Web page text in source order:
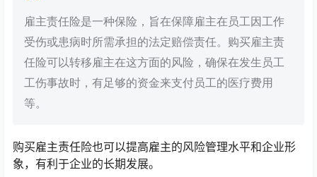
雇主责任险是一种保险，旨在保障雇主在员工因工作
受伤或患病时所需承担的法定赔偿责任。购买雇主责
任险可以转移雇主在这方面的风险，确保在发生员工
工伤事故时，有足够的资金来支付员工的医疗费用
等。
购买雇主责任险也可以提高雇主的风险管理水平和企业形
象，有利于企业的长期发展。